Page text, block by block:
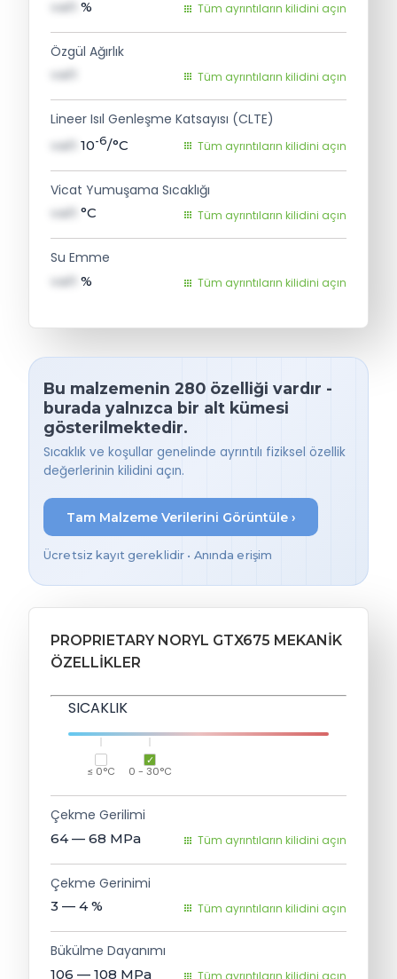
val1 % Tüm ayrıntıların kilidini açın
Özgül Ağırlık
val1 Tüm ayrıntıların kilidini açın
Lineer Isıl Genleşme Katsayısı (CLTE)
val1 10-6/°C Tüm ayrıntıların kilidini açın
Vicat Yumuşama Sıcaklığı
val1 °C Tüm ayrıntıların kilidini açın
Su Emme
val1 % Tüm ayrıntıların kilidini açın
Bu malzemenin 280 özelliği vardır -
burada yalnızca bir alt kümesi
gösterilmektedir.
Sıcaklık ve koşullar genelinde ayrıntılı fiziksel özellik
değerlerinin kilidini açın.
Tam Malzeme Verilerini Görüntüle ›
Ücretsiz kayıt gereklidir • Anında erişim
PROPRIETARY NORYL GTX675 MEKANIK
ÖZELLIKLER
SICAKLIK
≤ 0°C 0 - 30°C
Çekme Gerilimi
64 — 68 MPa Tüm ayrıntıların kilidini açın
Çekme Gerinimi
3 — 4 % Tüm ayrıntıların kilidini açın
Bükülme Dayanımı
106 — 108 MPa